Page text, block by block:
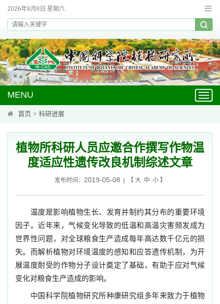
2026年8月8日 星期六
MENU
首页 > 科研进展
植物所科研人员应邀合作撰写作物温
度适应性遗传改良机制综述文章
发布时间： 2019-05-08 | 【 大 中 小】
温度是影响植物生长、发育并制约其分布的重要环境
因子。近年来，气候变化导致的低温和高温灾害频发成为
世界性问题，对全球粮食生产造成每年高达数千亿元的损
失。而解析植物对环境温度的感知和应答遗传机制，为开
展温度耐受的作物分子设计奠定了基础，有助于应对气候
变化对粮食生产造成的影响。
中国科学院植物研究所种康研究组多年来致力于植物